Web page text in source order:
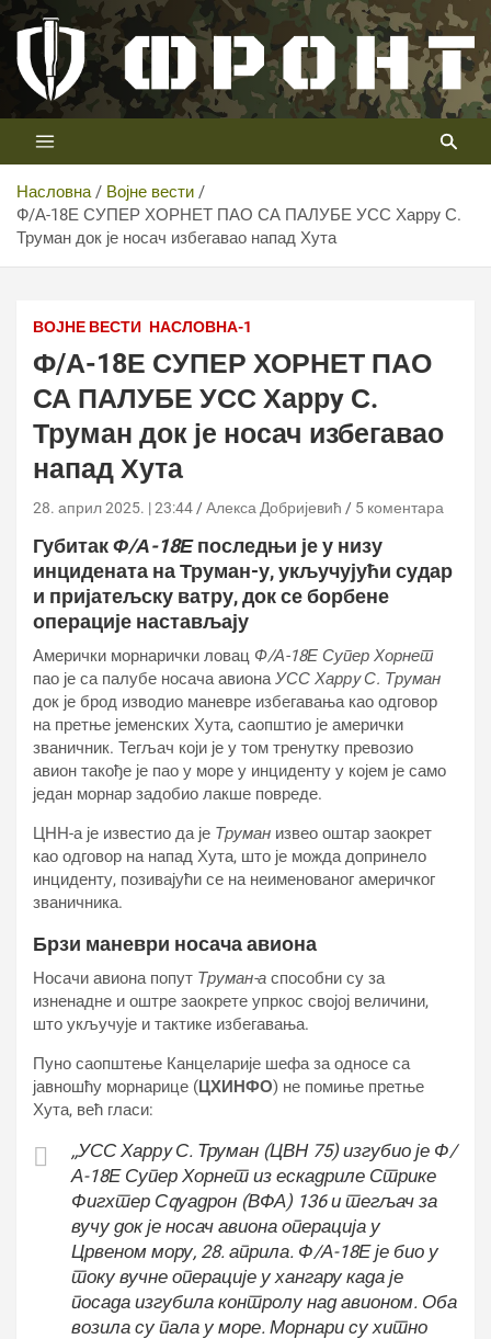
Скип
цонтент
Телевизија ФРОНТ
Први војни канал у Србији
Насловна
Војне вести
Ф/А-18Е СУПЕР ХОРНЕТ ПАО СА ПАЛУБЕ УСС Харрy С.
Труман док је носач избегавао напад Хута
ВОЈНЕ ВЕСТИ НАСЛОВНА-1
Ф/А-18Е СУПЕР ХОРНЕТ ПАО
СА ПАЛУБЕ УСС Харрy С.
Труман док је носач избегавао
напад Хута
28. април 2025. | 23:44 Алекса Добријевић 5 коментара
ГубитакФ/А-18Епоследњи је у низу
инцидената на Труман-у, укључујући судар
и пријатељску ватру, док се борбене
операције настављају
Амерички морнарички ловац Ф/А-18Е Супер Хорнет
пао је са палубе носача авионаУСС Харрy С. Труман
док је брод изводио маневре избегавања као одговор
на претње јеменских Хута, саопштио је амерички
званичник. Тегљач који је у том тренутку превозио
авион такође је пао у море у инциденту у којем је само
један морнар задобио лакше повреде.
ЦНН-а је известио да је Труман извео оштар заокрет
као одговор на напад Хута, што је можда допринело
инциденту, позивајући се на неименованог америчког
званичника.
Брзи маневри носача авиона
Носачи авиона попут Труман-а способни су за
изненадне и оштре заокрете упркос својој величини,
што укључује и тактике избегавања.
Пуно саопштење Канцеларије шефа за односе са
јавношћу морнарице (ЦХИНФО) не помиње претње
Хута, већ гласи:
,,УСС Харрy С. Труман (ЦВН 75) изгубио је Ф/
А-18Е Супер Хорнет из ескадриле Стрике
Фигхтер Сqуадрон (ВФА) 136 и тегљач за
вучу док је носач авиона операција у
Црвеном мору, 28. априла. Ф/А-18Е је био у
току вучне операције у хангару када је
посада изгубила контролу над авионом. Оба
возила су пала у море. Морнари су хитно